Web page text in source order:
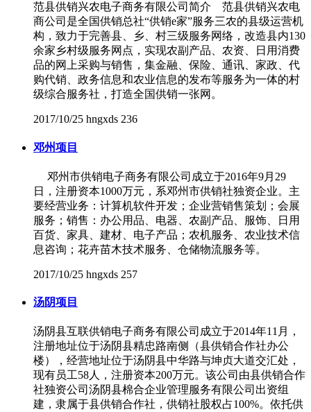
范县供销兴农电子商务有限公司简介 范县供销兴农电
商公司是全国供销总社“供销e家”服务三农的县级运营机
构，致力于完善县、乡、村三级服务网络，改造县内130
余家乡村级服务网点，实现农副产品、农资、日用消费
品的网上采购与销售，集金融、保险、通讯、家政、代
购代销、政务信息和农业信息的发布等服务为一体的村
级综合服务社，打造全国供销一张网。
2017/10/25 hngxds 236
邓州项目
邓州市供销电子商务有限公司成立于2016年9月29
日，注册资本1000万元，系邓州市供销社独资企业。主
要经营业务：计算机软件开发；企业营销售策划；会展
服务；销售：办公用品、电器、农副产品、服饰、日用
百货、家具、建材、电子产品；农机服务、农业技术信
息咨询；花卉苗木技术服务、仓储物流服务等。
2017/10/25 hngxds 257
汤阴项目
汤阴县互联供销电子商务有限公司成立于2014年11月，
注册地址位于汤阴县精忠路南侧（县供销合作社办公
楼），经营地址位于汤阴县中华路与坤贞大道交汇处，
现有员工58人，注册资本200万元。该公司由县供销合作
社独资公司汤阴县棉合企业管理服务有限公司出资组
建，隶属于县供销合作社，供销社股权占100%。依托供